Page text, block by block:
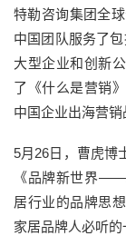
特勒咨询集团全
中国团队服务了
大型企业和创新
了《什么是营销
中国企业出海营销
5月26日，曹虎博
《品牌新世界
居行业的品牌思
家居品牌人必听的